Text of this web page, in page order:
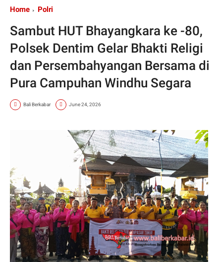
Home Polri
Sambut HUT Bhayangkara ke -80,
Polsek Dentim Gelar Bhakti Religi
dan Persembahyangan Bersama di
Pura Campuhan Windhu Segara
Bali Berkabar June 24, 2026